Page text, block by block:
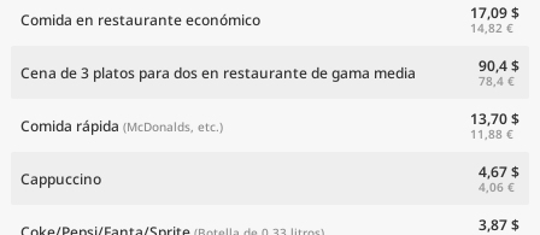
Comida en restaurante económico 17,09 $
14,82 €
Cena de 3 platos para dos en restaurante de gama media 90,4 $
78,4 €
Comida rápida (McDonalds, etc.) 13,70 $
11,88 €
Cappuccino 4,67 $
4,06 €
3,87 $